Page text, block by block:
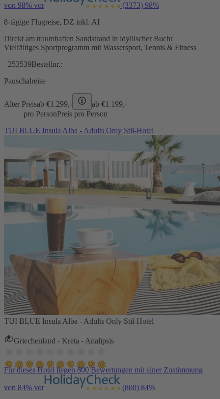
von 98% vor (3373) 98%
8-tägige Flugreise, DZ inkl. AI
Direkt am traumhaften Sandstrand in idyllischer Bucht
Vielfältiges Sportprogramm mit Wassersport, Tennis & Fitness
253539Bestellnr.:
Pauschalreise
Alter Preisab €1.299,- ab €1.199,-
pro PersonPreis pro Person
TUI BLUE Insula Alba - Adults Only Stil-Hotel
TUI BLUE Insula Alba - Adults Only Stil-Hotel
Griechenland - Kreta - Analipsis
Für dieses Hotel liegen 800 Bewertungen mit einer Zustimmung
von 84% vor (800) 84%